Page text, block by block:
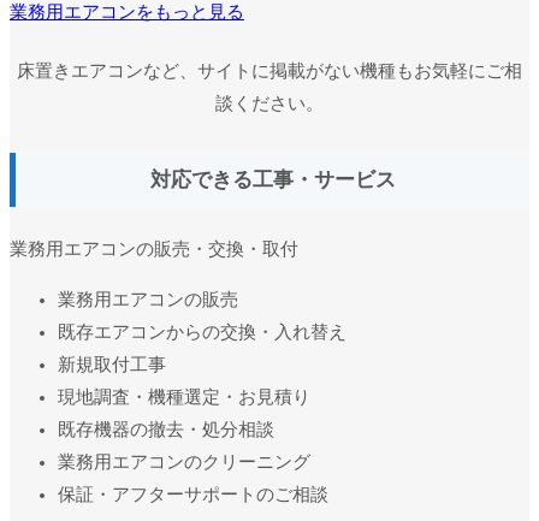
業務用エアコンをもっと見る
床置きエアコンなど、サイトに掲載がない機種もお気軽にご相
談ください。
対応できる工事・サービス
業務用エアコンの販売・交換・取付
業務用エアコンの販売
既存エアコンからの交換・入れ替え
新規取付工事
現地調査・機種選定・お見積り
既存機器の撤去・処分相談
業務用エアコンのクリーニング
保証・アフターサポートのご相談